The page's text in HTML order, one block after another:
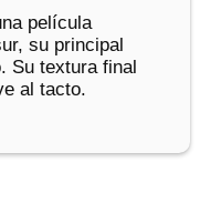
película
su principal
Su textura final
al tacto.